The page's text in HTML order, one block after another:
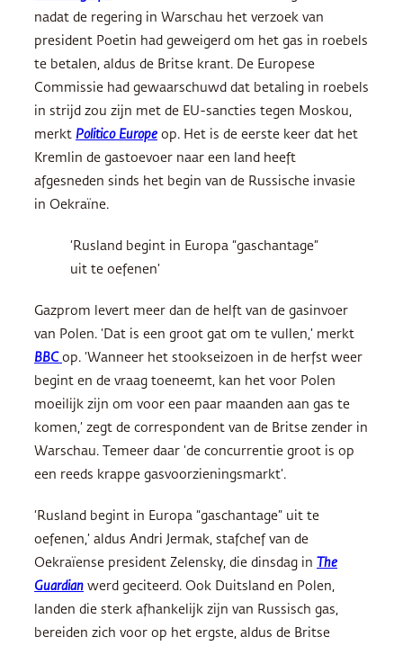
nadat de regering in Warschau het verzoek van
president Poetin had geweigerd om het gas in roebels
te betalen, aldus de Britse krant. De Europese
Commissie had gewaarschuwd dat betaling in roebels
in strijd zou zijn met de EU-sancties tegen Moskou,
merkt Politico Europe op. Het is de eerste keer dat het
Kremlin de gastoevoer naar een land heeft
afgesneden sinds het begin van de Russische invasie
in Oekraïne.
‘Rusland begint in Europa “gaschantage”
uit te oefenen’
Gazprom levert meer dan de helft van de gasinvoer
van Polen. ‘Dat is een groot gat om te vullen,’ merkt
BBC op. ‘Wanneer het stookseizoen in de herfst weer
begint en de vraag toeneemt, kan het voor Polen
moeilijk zijn om voor een paar maanden aan gas te
komen,’ zegt de correspondent van de Britse zender in
Warschau. Temeer daar ‘de concurrentie groot is op
een reeds krappe gasvoorzieningsmarkt’.
‘Rusland begint in Europa “gaschantage” uit te
oefenen,’ aldus Andri Jermak, stafchef van de
Oekraïense president Zelensky, die dinsdag in The
Guardian werd geciteerd. Ook Duitsland en Polen,
landen die sterk afhankelijk zijn van Russisch gas,
bereiden zich voor op het ergste, aldus de Britse